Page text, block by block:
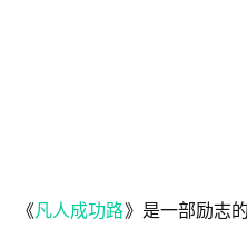
《凡人成功路》是一部励志